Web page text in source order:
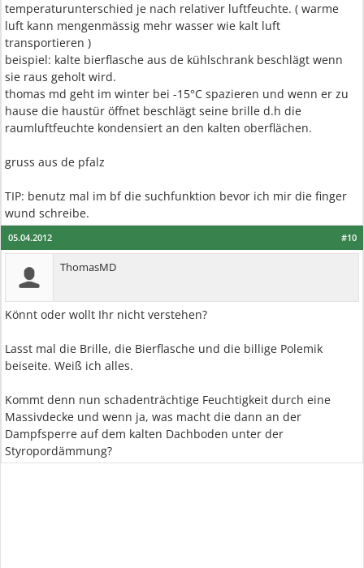
temperaturunterschied je nach relativer luftfeuchte. ( warme
luft kann mengenmässig mehr wasser wie kalt luft
transportieren )
beispiel: kalte bierflasche aus de kühlschrank beschlägt wenn
sie raus geholt wird.
thomas md geht im winter bei -15°C spazieren und wenn er zu
hause die haustür öffnet beschlägt seine brille d.h die
raumluftfeuchte kondensiert an den kalten oberflächen.
gruss aus de pfalz
TIP: benutz mal im bf die suchfunktion bevor ich mir die finger
wund schreibe.
#10
05.04.2012
ThomasMD
Könnt oder wollt Ihr nicht verstehen?
Lasst mal die Brille, die Bierflasche und die billige Polemik
beiseite. Weiß ich alles.
Kommt denn nun schadenträchtige Feuchtigkeit durch eine
Massivdecke und wenn ja, was macht die dann an der
Dampfsperre auf dem kalten Dachboden unter der
Styropordämmung?